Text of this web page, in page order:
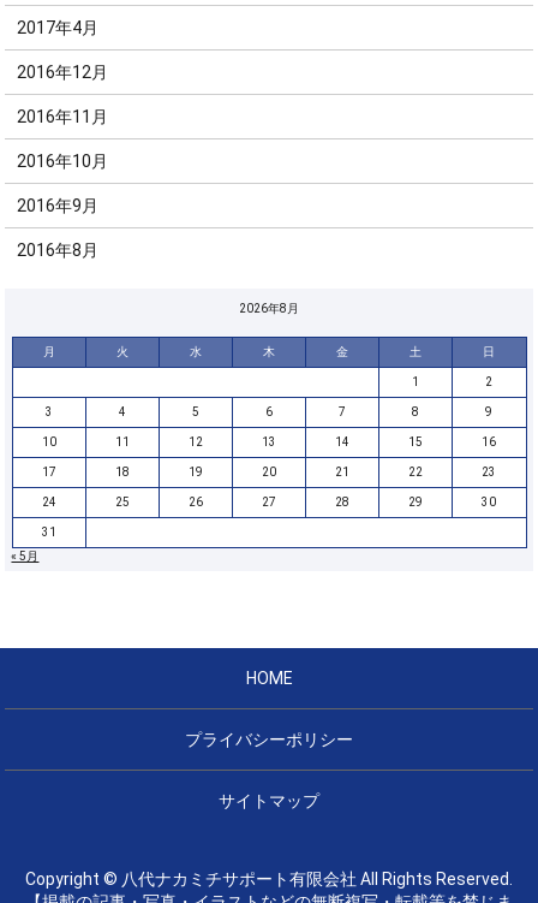
2017年4月
2016年12月
2016年11月
2016年10月
2016年9月
2016年8月
2026年8月
月 火 水 木 金 土 日
1 2
3 4 5 6 7 8 9
10 11 12 13 14 15 16
17 18 19 20 21 22 23
24 25 26 27 28 29 30
31
« 5月
HOME
プライバシーポリシー
サイトマップ
Copyright © 八代ナカミチサポート有限会社 All Rights Reserved.